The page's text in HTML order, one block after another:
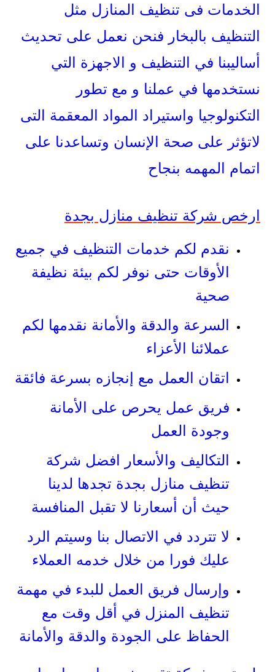
الخدمات فى تنظيف المنازل مثل
التنظيف بالبخار فنحن نعمل على تحديث
أساليبنا في التنظيف و الاجهزة التي
نستخدمها في عملنا و مع تطور
التكنولوجيا واستيراد المواد المعقمة التى
لاتؤثر على صحة الإنسان وتساعدنا على
اتمام المهمه بنجاح
ارخص شركة تنظيف منازل بجدة
نقدم لكم خدمات التنظيف في جميع
الأوقات حتى نوفر لكم بيئة نظيفة
صحية
السرعة والدقة والأمانة نقدمها لكم
عملائنا الأعزاء
اتقان العمل مع إنجازه بسرعة فائقة
فريق عمل يحرص على الأمانة
وجودة العمل
التكاليف والأسعار افضل شركة
تنظيف منازل بجدة تجدها لدينا
حيث أن أسعارنا لا تقبل المنافسة
لا تتردد في الاتصال بنا وسيتم الرد
عليك فورا من خلال خدمه العملاء
وإرسال فريق العمل للبدء في مهمة
تنظيف المنزل في أقل وقت مع
الحفاظ على الجودة والدقة والأمانة